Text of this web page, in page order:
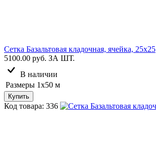
Сетка Базальтовая кладочная, ячейка, 25х25
5100.00 руб. ЗА ШТ.
В наличии
Размеры 1х50 м
Купить
Код товара: 336